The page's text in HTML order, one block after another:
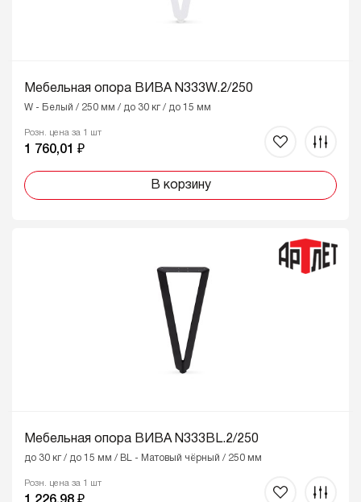
Мебельная опора ВИВА N333W.2/250
W - Белый / 250 мм / до 30 кг / до 15 мм
Розн. цена за 1 шт
1 760,01 ₽
В корзину
Мебельная опора ВИВА N333BL.2/250
до 30 кг / до 15 мм / BL - Матовый чёрный / 250 мм
Розн. цена за 1 шт